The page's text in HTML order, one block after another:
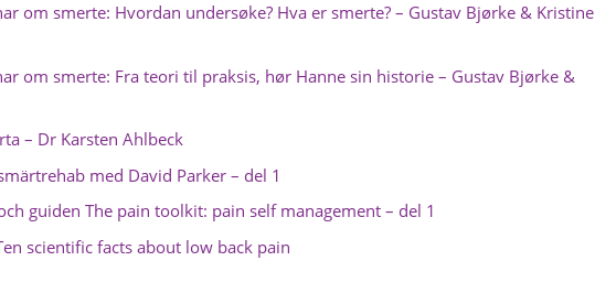
om smerte: Hvordan undersøke? Hva er smerte? – Gustav Bjørke & Kristine
om smerte: Fra teori til praksis, hør Hanne sin historie – Gustav Bjørke &
– Dr Karsten Ahlbeck
med David Parker – del 1
guiden The pain toolkit: pain self management – del 1
scientific facts about low back pain